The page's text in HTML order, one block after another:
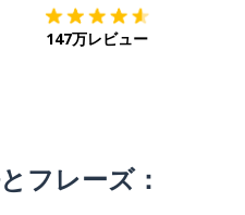
147万レビュー
フレーズ：